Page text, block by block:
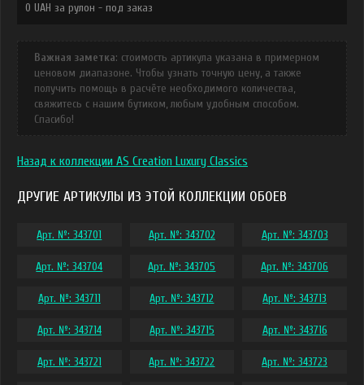
0 UAH за рулон - под заказ
Важная заметка: стоимость артикула указана в примерном
ценовом диапазоне. Чтобы узнать точную цену, а также
получить помощь в расчёте необходимого количества,
свяжитесь с нашим бутиком, любым удобным способом.
Спасибо!
Назад к коллекции AS Creation Luxury Classics
ДРУГИЕ АРТИКУЛЫ ИЗ ЭТОЙ КОЛЛЕКЦИИ ОБОЕВ
Арт. №: 343701 Арт. №: 343702 Арт. №: 343703
Арт. №: 343704 Арт. №: 343705 Арт. №: 343706
Арт. №: 343711 Арт. №: 343712 Арт. №: 343713
Арт. №: 343714 Арт. №: 343715 Арт. №: 343716
Арт. №: 343721 Арт. №: 343722 Арт. №: 343723